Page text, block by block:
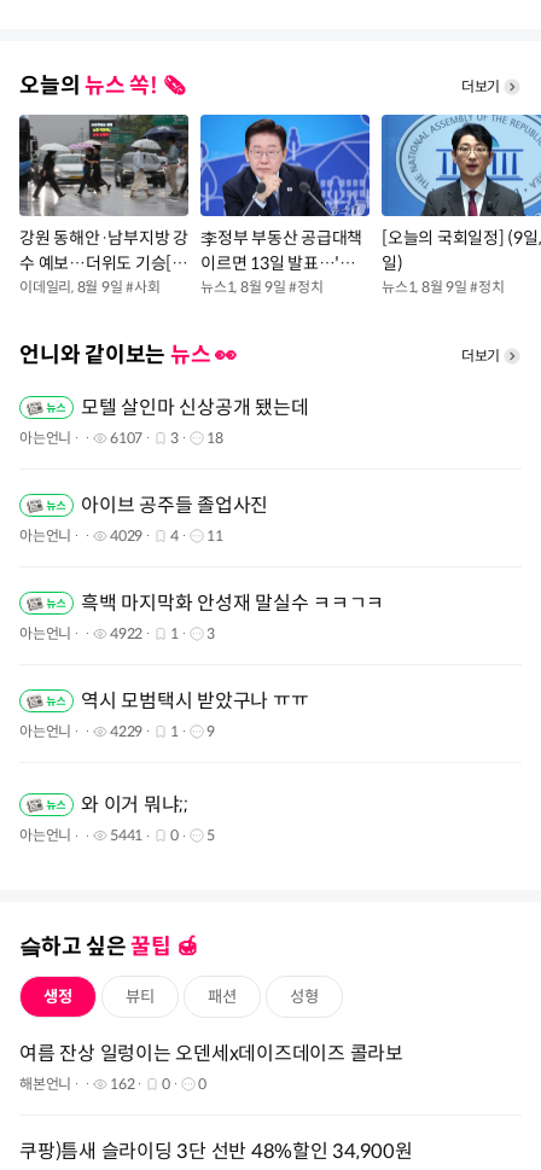
오늘의 뉴스 쏙! 🗞️ 더보기
강원 동해안·남부지방 강
수 예보…더위도 기승[오
늘날씨]
이데일리 , 8월 9일 #사회
李정부 부동산 공급대책
이르면 13일 발표…'신
규 공급·속도' 총력 집중
뉴스1, 8월 9일 #정치
[오늘의 국회일정] (9일,
일)
뉴스1, 8월 9일 #정치
언니와 같이보는 뉴스 👀 더보기
모텔 살인마 신상공개 됐는데
아는언니 6107 3 18
아이브 공주들 졸업사진
아는언니 4029 4 11
흑백 마지막화 안성재 말실수 ㅋㅋㄱㅋ
아는언니 4922 1 3
역시 모범택시 받았구나 ㅠㅠ
아는언니 4229 1 9
와 이거 뭐냐;;
아는언니 5441 0 5
슼하고 싶은꿀팁 🍯️
생정 뷰티 패션 성형
여름 잔상 일렁이는 오덴세x데이즈데이즈 콜라보
해본언니 162 0 0
쿠팡)틈새 슬라이딩 3단 선반 48%할인 34,900원